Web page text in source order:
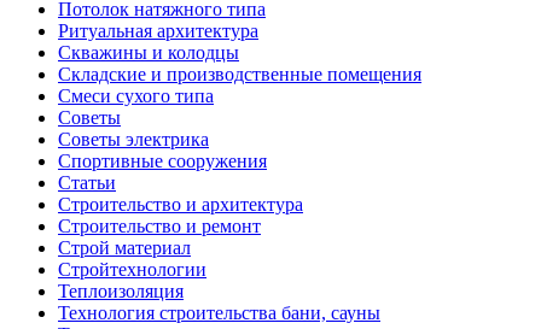
Потолок натяжного типа
Ритуальная архитектура
Скважины и колодцы
Складские и производственные помещения
Смеси сухого типа
Советы
Советы электрика
Спортивные сооружения
Статьи
Строительство и архитектура
Строительство и ремонт
Строй материал
Стройтехнологии
Теплоизоляция
Технология строительства бани, сауны